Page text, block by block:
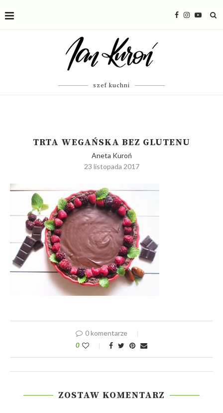
szef kuchni
TRTA WEGAŃSKA BEZ GLUTENU
Aneta Kuroń
23 listopada 2017
0 komentarze
0
ZOSTAW KOMENTARZ